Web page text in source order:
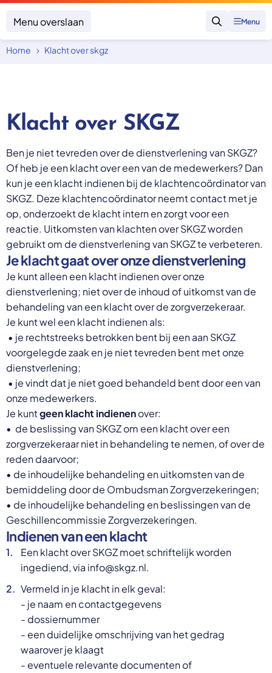
Menu overslaan
Zoeken
Menu
Zorgverzekering afsluiten
Zorgverzekering betalen
Zorg in het buitenland
Nieuw in Nederland
Geen zorgverzekering
Overheid moet proactief
ondersteuning bieden bij schulden, niet
straffen
Schrap de opslag op de zorgpremie voor mensen die
niet kunnen betalen en bied proactieve
ondersteuning, zoals automatische zorgtoeslag. Zo
voorkomt de overheid schulden, vermindert stress
en blijft noodzakelijke zorg toegankelijk.
Lees meer
Focus en impact
Trainingen
Over SKGZ
Nieuws
Casussen
Vacatures
Contact
Select a language
Nederlands
English
Deutsch
Polski
Romana
български
Українська
русский
Espanol
Francais
Home Klacht over skgz
Klacht over SKGZ
Ben je niet tevreden over de dienstverlening van SKGZ?
Of heb je een klacht over een van de medewerkers? Dan
kun je een klacht indienen bij de klachtencoördinator van
SKGZ. Deze klachtencoördinator neemt contact met je
op, onderzoekt de klacht intern en zorgt voor een
reactie. Uitkomsten van klachten over SKGZ worden
gebruikt om de dienstverlening van SKGZ te verbeteren.
Je klacht gaat over onzedienstverlening
Je kunt alleen een klacht indienen over onze
dienstverlening; niet over de inhoud of uitkomst van de
behandeling van een klacht over de zorgverzekeraar.
Je kunt wel een klacht indienen als:
• je rechtstreeks betrokken bent bij een aan SKGZ
voorgelegde zaak en je niet tevreden bent met onze
dienstverlening;
• je vindt dat je niet goed behandeld bent door een van
onze medewerkers.
Je kuntgeen klacht indienenover:
• de beslissing van SKGZ om een klacht over een
zorgverzekeraar niet in behandeling te nemen, of over de
reden daarvoor;
• de inhoudelijke behandeling en uitkomsten van de
bemiddeling door de Ombudsman Zorgverzekeringen;
• de inhoudelijke behandeling en beslissingen van de
Geschillencommissie Zorgverzekeringen.
Indienen van een klacht
Een klacht over SKGZ moet schriftelijk worden
ingediend, via info@skgz.nl.
Vermeld in je klacht in elk geval:
- je naam en contactgegevens
- dossiernummer
- een duidelijke omschrijving van het gedrag
waarover je klaagt
- eventuele relevante documenten of